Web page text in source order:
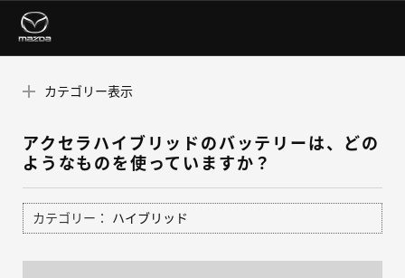
カテゴリー表示
アクセラハイブリッドのバッテリーは、どの
ようなものを使っていますか？
カテゴリー： ハイブリッド